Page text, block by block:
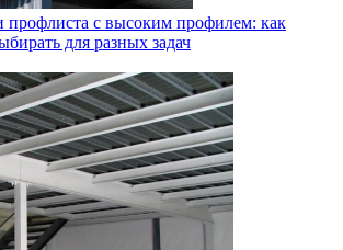
профлиста с высоким профилем: как
для разных задач